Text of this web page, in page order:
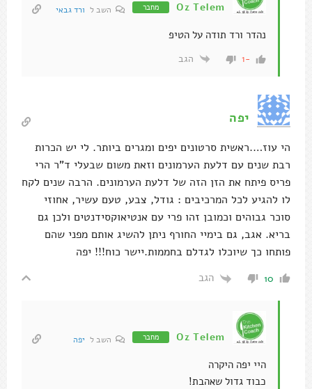
Oz Telem מחבר השב ל ורד גבאי
נהדר ורד תודה על הטיפ
-1 הגב
יפה
הי עוז….ראשית סרטונים יפים ומגרים ביותר. לי יש הכרות
רבת שנים עם דלעת הערמונים וזאת משום שבעלי ד"ר הרי
פריס פיתח את הזן הזה של דלעת הערמונים. הרבה שנים לקח
לו להגיע לכל המרכיבים : גודל, צבע, טעם עשיר, אחוזי
סוכר גבוהים וכמובן זהו פרי עם אנטיאוקסידנטים ולכן גם
בריא. אגב, גם בימיי החורף ניתן להשיג אותם מפני שהם
פותחו כך שיוכלו לגדלם בחממות.יישר כוח!!! יפה
10 הגב
Oz Telem מחבר השב ל יפה
היי יפה היקרה
כבוד גדול שאהבת!